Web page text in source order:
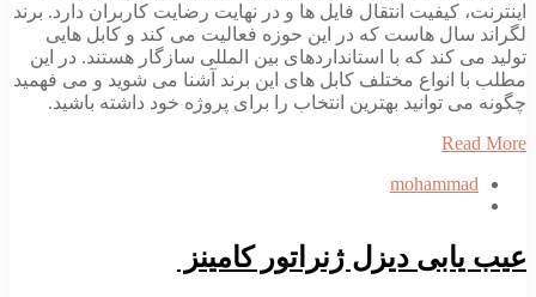
اینترنت، کیفیت انتقال فایل ها و در نهایت رضایت کاربران دارد. برند
لگراند سال هاست که در این حوزه فعالیت می کند و کابل هایی
تولید می کند که با استانداردهای بین المللی سازگار هستند. در این
مطلب با انواع مختلف کابل های این برند آشنا می شوید و می فهمید
چگونه می توانید بهترین انتخاب را برای پروژه خود داشته باشید.
Read More
mohammad
عیب یابی دیزل ژنراتور کامینز